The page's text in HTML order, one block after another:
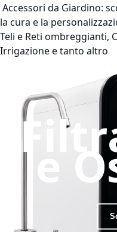
Accessori da Giardino:
la cura e la
Teli e Reti ombreggianti,
Irrigazione e tanto altro
e